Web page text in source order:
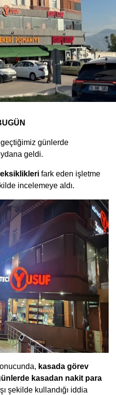
günlerde
geldi.
fark eden işletme
incelemeye aldı.
kasada görev
kasadan nakit para
şekilde kullandığı iddia